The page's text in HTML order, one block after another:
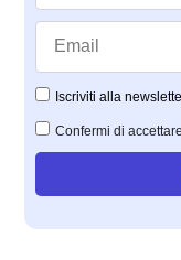
Iscriviti alla
Confermi di